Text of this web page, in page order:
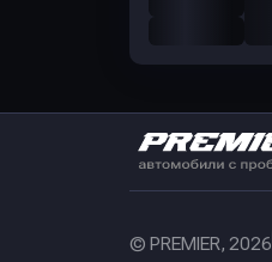
© PREMIER, 2026